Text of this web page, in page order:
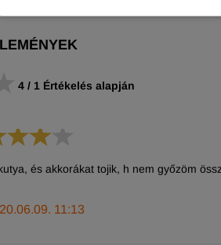
4 / 1 Értékelés alapján
és akkorákat tojik, h nem győzöm
11:13